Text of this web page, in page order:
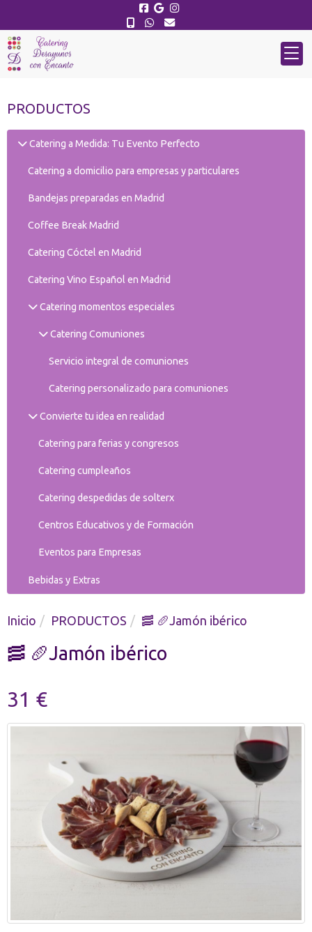
PRODUCTOS
Catering a Medida: Tu Evento Perfecto
Catering a domicilio para empresas y particulares
Bandejas preparadas en Madrid
Coffee Break Madrid
Catering Cóctel en Madrid
Catering Vino Español en Madrid
Catering momentos especiales
Catering Comuniones
Servicio integral de comuniones
Catering personalizado para comuniones
Convierte tu idea en realidad
Catering para ferias y congresos
Catering cumpleaños
Catering despedidas de solterx
Centros Educativos y de Formación
Eventos para Empresas
Bebidas y Extras
Inicio PRODUCTOS 🥓 🥖Jamón ibérico
🥓 🥖Jamón ibérico
31 €